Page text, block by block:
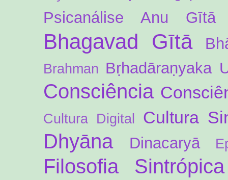
Psicanálise Anu Gītā
Bhagavad Gītā
Brahman Bṛhadāraṇyaka
Consciência
Cultura Digital Cultura
Dhyāna Dinacaryā
Filosofia Sintrópica